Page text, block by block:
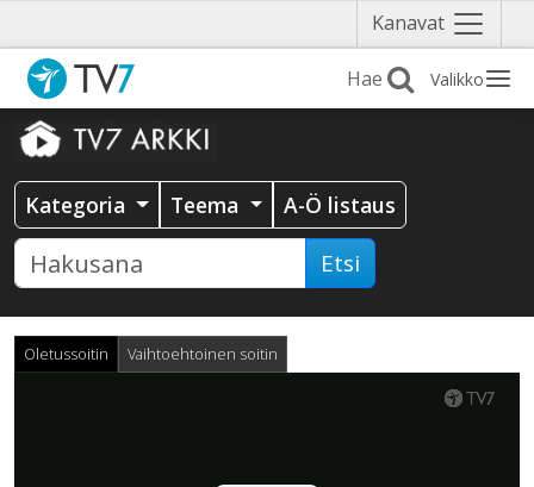
Kanavat Näytä
valikko
Valikko
Kategoria Teema A-Ö listaus
Etsi
Oletussoitin Vaihtoehtoinen soitin